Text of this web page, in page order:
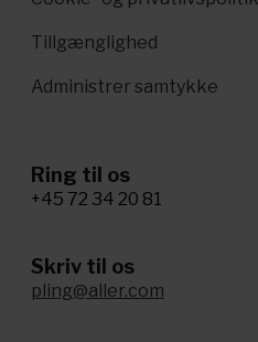
Tillgænglighed
Administrer samtykke
Ring til os
+45 72 34 20 81
Skriv til os
pling@aller.com